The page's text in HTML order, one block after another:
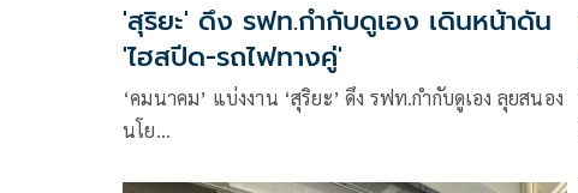
'สุริยะ' ดึง รฟท.กำกับดูเอง เดินหน้าดัน
'ไฮสปีด-รถไฟทางคู่'
‘คมนาคม’ แบ่งงาน ‘สุริยะ’ ดึง รฟท.กำกับดูเอง ลุยสนอง
นโย…